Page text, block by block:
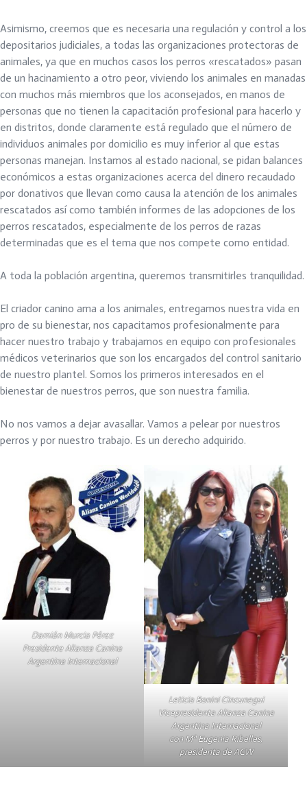
Asimismo, creemos que es necesaria una regulación y control a los
depositarios judiciales, a todas las organizaciones protectoras de
animales, ya que en muchos casos los perros «rescatados» pasan
de un hacinamiento a otro peor, viviendo los animales en manadas
con muchos más miembros que los aconsejados, en manos de
personas que no tienen la capacitación profesional para hacerlo y
en distritos, donde claramente está regulado que el número de
individuos animales por domicilio es muy inferior al que estas
personas manejan. Instamos al estado nacional, se pidan balances
económicos a estas organizaciones acerca del dinero recaudado
por donativos que llevan como causa la atención de los animales
rescatados así como también informes de las adopciones de los
perros rescatados, especialmente de los perros de razas
determinadas que es el tema que nos compete como entidad.
A toda la población argentina, queremos transmitirles tranquilidad.
El criador canino ama a los animales, entregamos nuestra vida en
pro de su bienestar, nos capacitamos profesionalmente para
hacer nuestro trabajo y trabajamos en equipo con profesionales
médicos veterinarios que son los encargados del control sanitario
de nuestro plantel. Somos los primeros interesados en el
bienestar de nuestros perros, que son nuestra familia.
No nos vamos a dejar avasallar. Vamos a pelear por nuestros
perros y por nuestro trabajo. Es un derecho adquirido.
Damián Murcia Pérez
Presidente Alianza Canina
Argentina Internacional
Leticia Bonini Cincunegui
Vicepresidenta Alianza Canina
Argentina Internacional
con Mª Eugenia Ribelles,
presidenta de ACW